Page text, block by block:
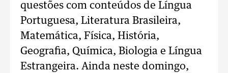
questões com conteúdos de Língua
Portuguesa, Literatura Brasileira,
Matemática, Física, História,
Geografia, Química, Biologia e Língua
Estrangeira. Ainda neste domingo,